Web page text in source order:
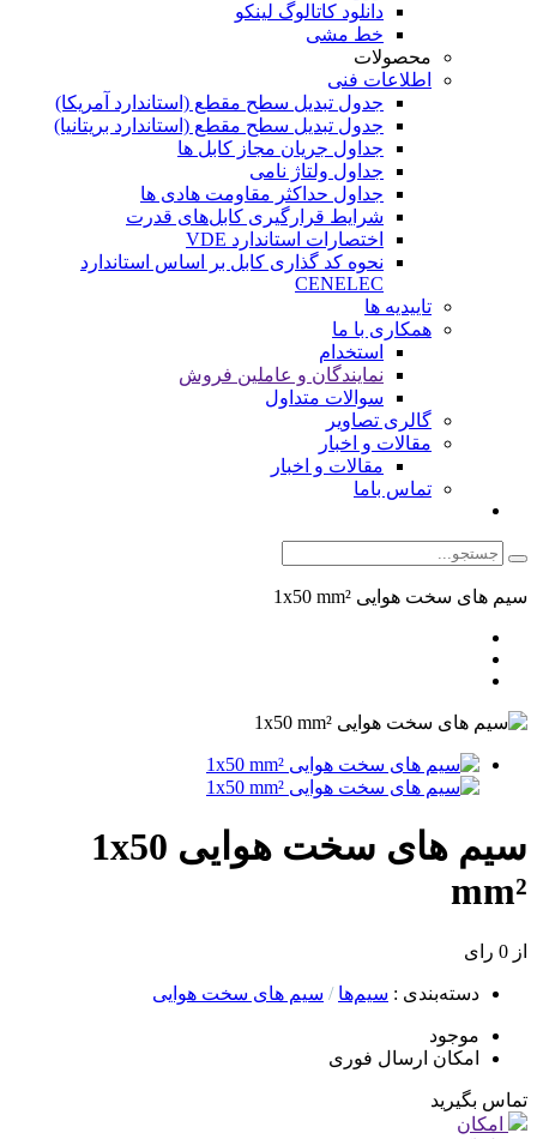
دانلود کاتالوگ لینکو
خط مشی
محصولات
اطلاعات فنی
جدول تبدیل سطح مقطع (استاندارد آمریکا)
جدول تبدیل سطح مقطع (استاندارد بریتانیا)
جداول جریان مجاز کابل ها
جداول ولتاژ نامی
جداول حداکثر مقاومت هادی ها
شرایط قرارگیری کابل‌های قدرت
اختصارات استاندارد VDE
نحوه کد گذاری کابل بر اساس استاندارد
CENELEC
تاییدیه ها
همکاری با ما
استخدام
نمایندگان و عاملین فروش
سوالات متداول
گالری تصاویر
مقالات و اخبار
مقالات و اخبار
تماس باما
سیم های سخت هوایی 1x50 mm²
سیم های سخت هوایی 1x50
mm²
از 0 رای
دسته‌بندی : سیم‌ها / سیم های سخت هوایی
موجود
امکان ارسال فوری
تماس بگیرید
امکان